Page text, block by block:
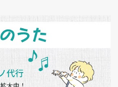
けの話 をして肝試しをする季節
は、 水遊びにちなんだ歌 、 旬の
なんだ歌 を紹介します。 「８月の
８月と言えば肝試し。肝試しと
るかもしれませんが、お化けなん
曲調なので、みんな お化け が大